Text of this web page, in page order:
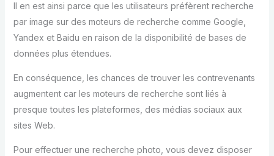
Il en est ainsi parce que les utilisateurs préfèrent recherche
par image sur des moteurs de recherche comme Google,
Yandex et Baidu en raison de la disponibilité de bases de
données plus étendues.
En conséquence, les chances de trouver les contrevenants
augmentent car les moteurs de recherche sont liés à
presque toutes les plateformes, des médias sociaux aux
sites Web.
Pour effectuer une recherche photo, vous devez disposer